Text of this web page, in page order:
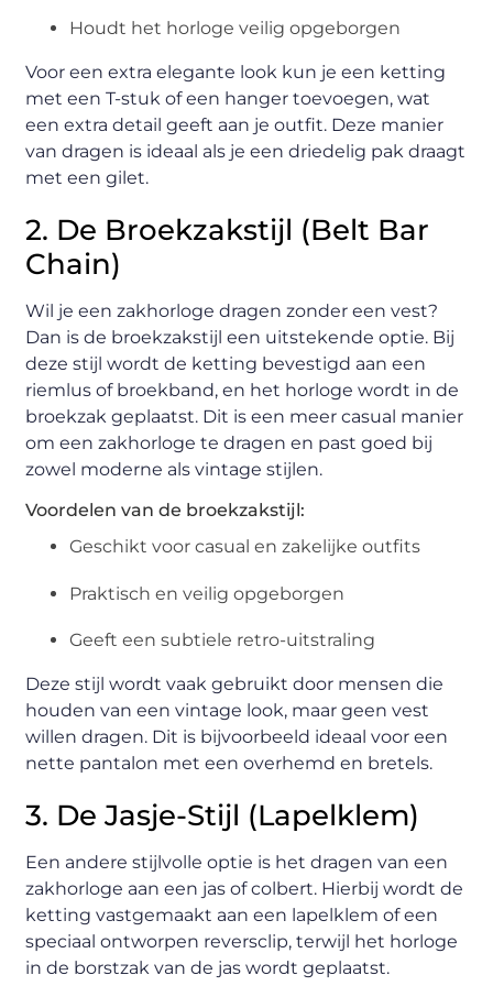
Houdt het horloge veilig opgeborgen
Voor een extra elegante look kun je een ketting
met een T-stuk of een hanger toevoegen, wat
een extra detail geeft aan je outfit. Deze manier
van dragen is ideaal als je een driedelig pak draagt
met een gilet.
2. De Broekzakstijl (Belt Bar
Chain)
Wil je een zakhorloge dragen zonder een vest?
Dan is de broekzakstijl een uitstekende optie. Bij
deze stijl wordt de ketting bevestigd aan een
riemlus of broekband, en het horloge wordt in de
broekzak geplaatst. Dit is een meer casual manier
om een zakhorloge te dragen en past goed bij
zowel moderne als vintage stijlen.
Voordelen van de broekzakstijl:
Geschikt voor casual en zakelijke outfits
Praktisch en veilig opgeborgen
Geeft een subtiele retro-uitstraling
Deze stijl wordt vaak gebruikt door mensen die
houden van een vintage look, maar geen vest
willen dragen. Dit is bijvoorbeeld ideaal voor een
nette pantalon met een overhemd en bretels.
3. De Jasje-Stijl (Lapelklem)
Een andere stijlvolle optie is het dragen van een
zakhorloge aan een jas of colbert. Hierbij wordt de
ketting vastgemaakt aan een lapelklem of een
speciaal ontworpen reversclip, terwijl het horloge
in de borstzak van de jas wordt geplaatst.